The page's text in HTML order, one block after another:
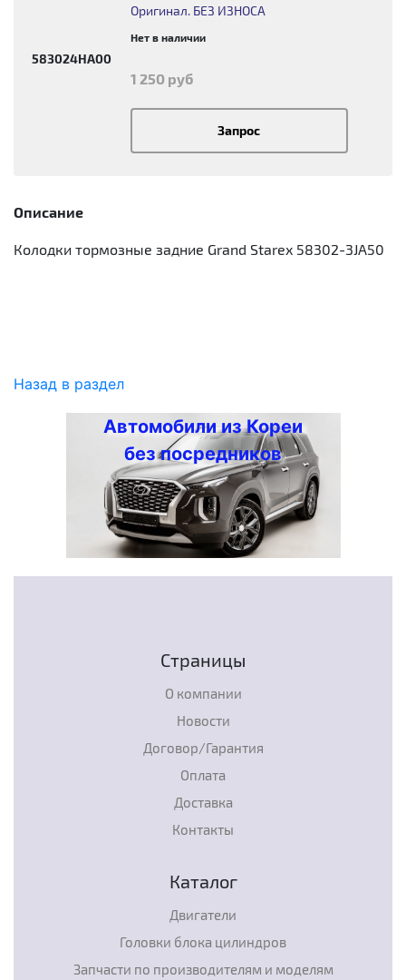
583024HA00
Оригинал. БЕЗ ИЗНОСА
Нет в наличии
1 250 руб
Запрос
Описание
Колодки тормозные задние Grand Starex 58302-3JA50
Назад в раздел
Автомобили из Кореи
без посредников
Страницы
О компании
Новости
Договор/Гарантия
Оплата
Доставка
Контакты
Каталог
Двигатели
Головки блока цилиндров
Запчасти по производителям и моделям